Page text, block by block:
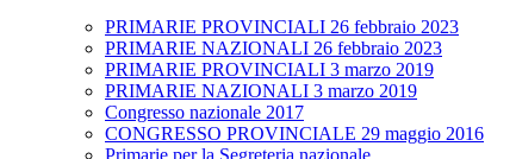
PRIMARIE PROVINCIALI 26 febbraio 2023
PRIMARIE NAZIONALI 26 febbraio 2023
PRIMARIE PROVINCIALI 3 marzo 2019
PRIMARIE NAZIONALI 3 marzo 2019
Congresso nazionale 2017
CONGRESSO PROVINCIALE 29 maggio 2016